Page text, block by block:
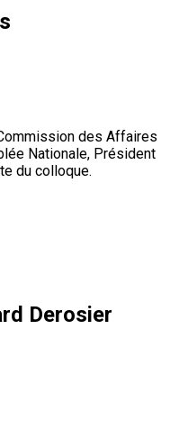
des Affaires
Nationale, Président
du colloque.
Derosier